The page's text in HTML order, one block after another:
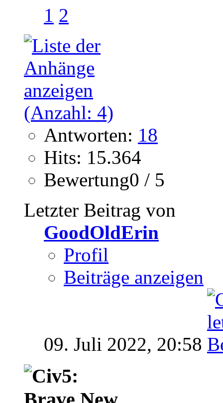
1 2
Antworten: 18
Hits: 15.364
Bewertung0 / 5
Letzter Beitrag von
GoodOldErin
Profil
Beiträge anzeigen
09. Juli 2022, 20:58